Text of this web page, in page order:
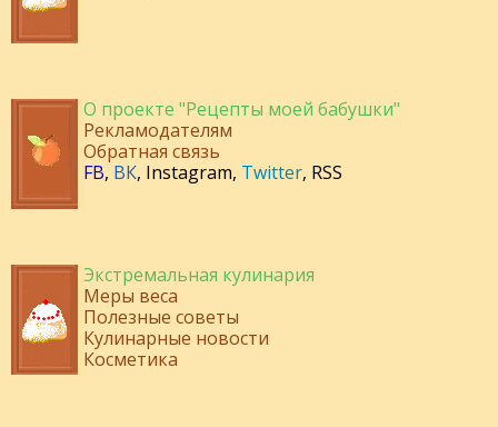
О проекте "Рецепты моей бабушки"
Рекламодателям
Обратная связь
FB, ВК, Instagram, Twitter, RSS
Экстремальная кулинария
Меры веса
Полезные советы
Кулинарные новости
Косметика